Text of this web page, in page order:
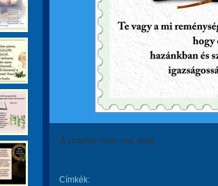
A remény nem csal meg
Címkék: